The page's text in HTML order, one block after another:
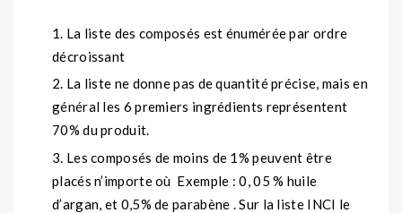
La liste des composés est énumérée par ordre
décroissant
La liste ne donne pas de quantité précise, mais en
général les 6 premiers ingrédients représentent
70% du produit.
Les composés de moins de 1% peuvent être
placés n’importe où Exemple : 0, 05 % huile
d’argan, et 0,5% de parabène . Sur la liste INCI le